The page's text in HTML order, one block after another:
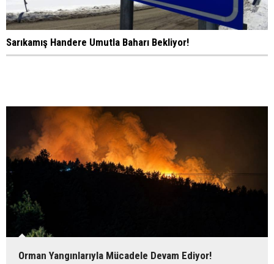
Sarıkamış Handere Umutla Baharı Bekliyor!
Orman Yangınlarıyla Mücadele Devam Ediyor!